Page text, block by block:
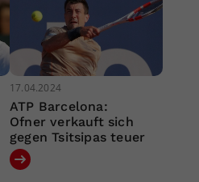
17.04.2024
ATP Barcelona:
Ofner verkauft sich
gegen Tsitsipas teuer